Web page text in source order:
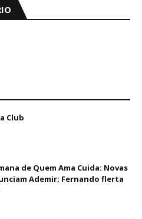
Club
de Quem Ama Cuida: Novas
Ademir; Fernando flerta